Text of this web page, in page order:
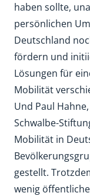
haben sollte,
persönlichen
Deutschland
fördern und
Lösungen für
Mobilität
Und Paul
Schwalbe-
Mobilität in
gestellt.
wenig